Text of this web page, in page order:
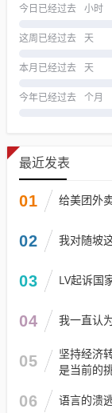
今日已经过去 小时
这周已经过去 天
本月已经过去 天
今年已经过去 个月
最近发表
01 给美团外
02 我对随坡
03 LV起诉国
04 我一直认
05
坚持经济
是当前的
06 语言的溃